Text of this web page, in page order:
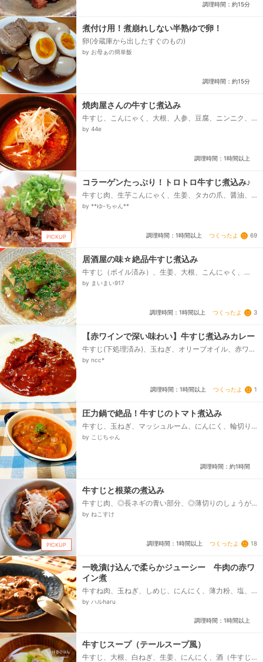
調理時間：約15分
煮付け用！煮崩れしない半熟ゆで卵！
卵(冷蔵庫から出したすぐのもの)
by お母ぁの簡単飯
調理時間：約15分
焼肉屋さんの牛すじ煮込み
牛すじ、こんにゃく、大根、人参、豆腐、ニンニク、
生姜、ネギの青い部分、●コチュジャン、●味噌、●醤
by 44e
調理時間：1時間以上
PICKUP
コラーゲンたっぷり！トロトロ牛すじ煮込み♪
牛すじ肉、生芋こんにゃく、生姜、タカの爪、醤油、
みりん、砂糖、酒、青ねぎ（または万能ねぎ）
by **ゆ-ちゃん**
調理時間：1時間以上 つくったよ 69
居酒屋の味☆絶品牛すじ煮込み
牛すじ（ボイル済み）、生姜、大根、こんにゃく、☆
酒、☆みりん、☆醤油、☆砂糖、☆味噌、☆だし顆
by まいまい917
調理時間：1時間以上 つくったよ 3
【赤ワインで深い味わい】牛すじ煮込みカレー
牛すじ(下処理済み)、玉ねぎ、オリーブオイル、赤ワイ
ン、牛すじの茹で汁、市販のカレールー、ケチャッ
by ncc*
調理時間：1時間以上 つくったよ 1
圧力鍋で絶品！牛すじのトマト煮込み
牛すじ、玉ねぎ、マッシュルーム、にんにく、輪切り
唐辛子、カットトマト缶、赤ワイン、水、生クリー
by こじちゃん
調理時間：約1時間
PICKUP
牛すじと根菜の煮込み
牛すじ肉、◎長ネギの青い部分、◎薄切りのしょうが、
大根、人参、ごぼう(太い部分)、★しょうゆ、★酒、
by ねこすけ
調理時間：1時間以上 つくったよ 18
一晩漬け込んで柔らかジューシー 牛肉の赤ワ
イン煮
牛すね肉、玉ねぎ、しめじ、にんにく、薄力粉、塩、
こしょう、赤ワイン、◉カットトマト、赤ワイン、水、
by ハルharu
調理時間：1時間以上
牛すじスープ（テールスープ風）
牛すじ、大根、白ねぎ、生姜、にんにく、酒（牛すじ